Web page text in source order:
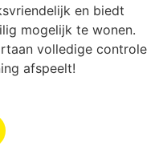
en biedt
mogelijk te wonen.
volledige controle
afspeelt!